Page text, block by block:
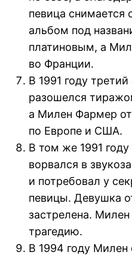
певица снимается
альбом под
платиновым, а
во Франции.
В 1991 году
разошелся
а Милен Фармер
по Европе и США.
В том же 1991
ворвался в
и потребовал у
певицы. Девушка
застрелена.
трагедию.
В 1994 году Милен